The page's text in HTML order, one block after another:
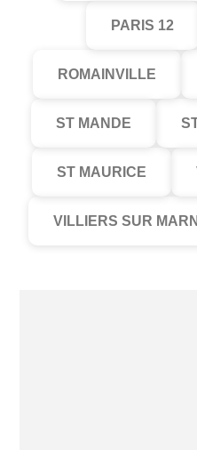
PARIS 12
ROMAINVILLE
ST MANDE
ST MAURICE
VILLIERS SUR